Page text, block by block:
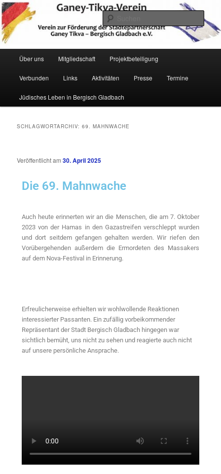
Zum
primären
Inhalt
springen
Zum
sekundären
Inhalt
springen
Ganey Tikva Verein Bergisch
Gladbach
Verein zur Förderung der Städtepartnerschaft Ganey Tikva – Bergisch
Gladbach e. V.
Hauptmenü
Über uns Mitgliedschaft Projektbeteiligung
Verbunden Links Aktivitäten Presse Termine
Jüdisches Leben in Bergisch Gladbach
SCHLAGWORTARCHIV:69. MAHNWACHE
Veröffentlicht am30. April 2025
Die 69. Mahnwache
Auch heute erinnerten wir an die Menschen, die am 7. Oktober
2023 von der Hamas in den Gazastreifen verschleppt wurden
und dort seitdem gefangen gehalten werden. Wir riefen den
Vorübergehenden außerdem die Ermordeten des Massakers
auf dem Nova-Festival in Erinnerung.
Erfreulicherweise erhielten wir wohlwollende Reaktionen
interessierter Passanten. Ein zufällig vorbeikommender
Repräsentant der Stadt Bergisch Gladbach hingegen war
sichtlich bemüht, uns nicht zu sehen und reagierte auch nicht
auf unsere persönliche Ansprache.